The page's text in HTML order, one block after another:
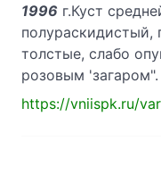
1996 г.Куст
полураскидистый,
толстые, слабо
розовым 'загаром".
https://vniispk.ru/